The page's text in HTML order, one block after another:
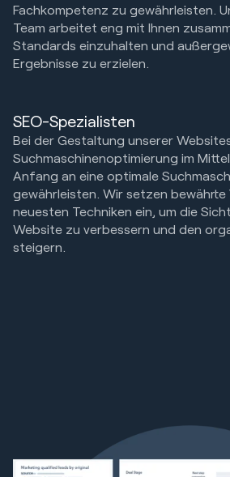
Fachkompetenz zu gewährleisten.
Team arbeitet eng mit Ihnen
Standards einzuhalten und
Ergebnisse zu erzielen.
SEO-Spezialisten
Bei der Gestaltung unserer
Suchmaschinenoptimierung im
Anfang an eine optimale
gewährleisten. Wir setzen bewährte
neuesten Techniken ein, um die
Website zu verbessern und den
steigern.